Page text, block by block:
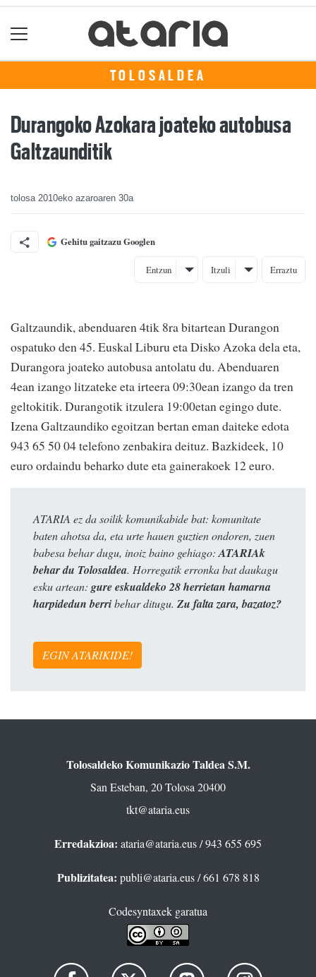
TOLOSALDEA
Durangoko Azokara joateko autobusa
Galtzaunditik
tolosa 2010eko azaroaren 30a
Gehitu gaitzazu Googlen
Entzun Itzuli Erraztu
Galtzaundik, abenduaren 4tik 8ra bitartean Durangon
ospatuko den 45. Euskal Liburu eta Disko Azoka dela eta,
Durangora joateko autobusa antolatu du. Abenduaren
4ean izango litzateke eta irteera 09:30ean izango da tren
geltokitik. Durangotik itzulera 19:00etan egingo dute.
Izena Galtzaundiko egoitzan bertan eman daiteke edota
943 65 50 04 telefono zenbakira deituz. Bazkideek, 10
euro ordaindu beharko dute eta gainerakoek 12 euro.
ATARIA ez da soilik komunikabide bat: komunitate
baten ahotsa da, eta urte hauen guztien ondoren, zuen
babesa behar dugu, inoiz baino gehiago: ATARIAk
behar du Tolosaldea. Horregatik erronka bat daukagu
esku artean: gure eskualdeko 28 herrietan hamarna
harpidedun berribehar ditugu. Zu falta zara, bazatoz?
EGIN ATARIKIDE!
Tolosaldeko Komunikazio Taldea S.M.
San Esteban, 20 Tolosa 20400
tkt@ataria.eus
Erredakzioa: ataria@ataria.eus/ 943 655 695
Publizitatea: publi@ataria.eus/ 661 678 818
Codesyntaxek garatua